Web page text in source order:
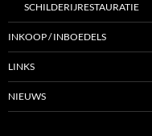
SCHILDERIJRESTAURATIE
INKOOP / INBOEDELS
LINKS
NIEUWS